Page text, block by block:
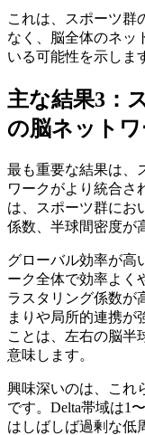
これは、スポーツ群
なく、脳全体のネッ
いる可能性を示しま
主な結果3：
の脳ネット
最も重要な結果は、
ワークがより統合さ
は、スポーツ群にお
係数、半球間密度が
グローバル効率が高
ーク全体で効率よく
ラスタリング係数が
まりや局所的連携が
ことは、左右の脳半
意味します。
興味深いのは、これ
です。Delta帯域は1
はしばしば過剰な低